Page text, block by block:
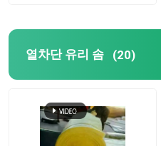
포름알데히드 무료 섬유
글라스 마그네슘 이사회
열차단 유리 솜 (20)